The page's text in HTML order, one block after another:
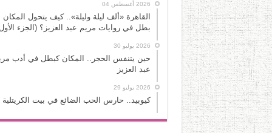
2026 أغسطس 04
القاهرة «ألف ليلة وليلة».. كيف يتحول المكان
بطل في روايات مريم عبد العزيز؟ (الجزء
2026 يوليو 30
حين يتنفس الحجر.. المكان كبطل في أدب
عبد العزيز
2026 يوليو 29
كيوبيد.. حارس الحب الضائع في بيت الكريتلية